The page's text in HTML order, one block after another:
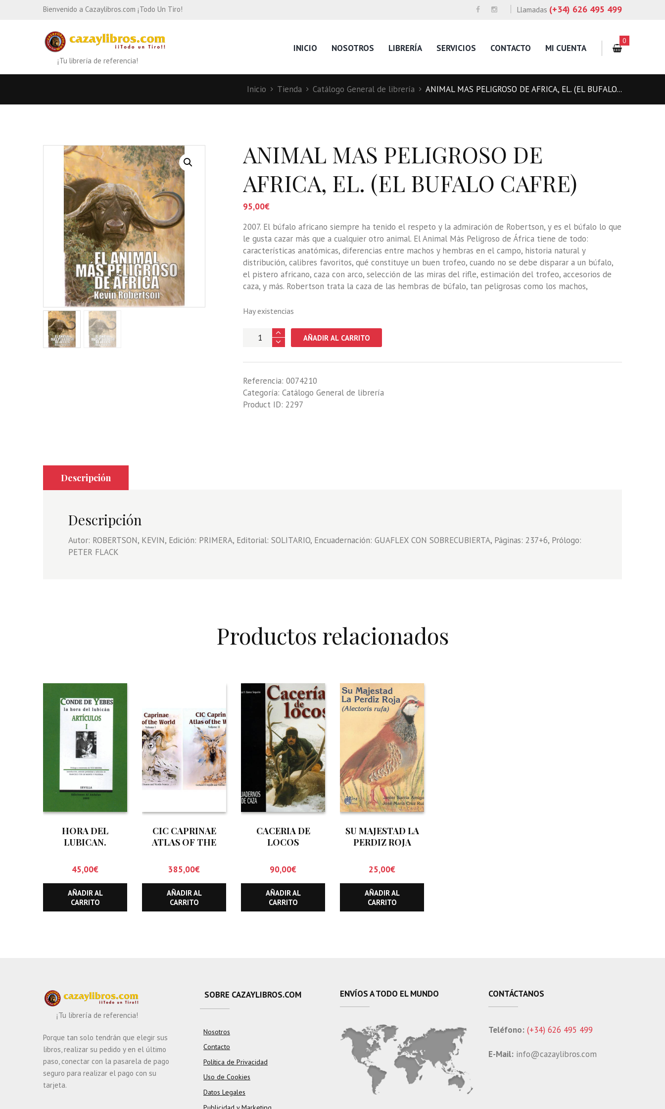
Bienvenido a Cazaylibros.com ¡Todo Un Tiro! Llamadas (+34) 626 495 499
¡Tu librería de referencia!
INICIO NOSOTROS LIBRERÍA SERVICIOS CONTACTO MI CUENTA
0
Inicio Tienda Catálogo General de librería ANIMAL MAS PELIGROSO DE AFRICA, EL. (EL BUFALO...
ANIMAL MAS PELIGROSO DE
AFRICA, EL. (EL BUFALO CAFRE)
95,00€
2007. El búfalo africano siempre ha tenido el respeto y la admiración de Robertson, y es el búfalo lo que
le gusta cazar más que a cualquier otro animal. El Animal Más Peligroso de África tiene de todo:
características anatómicas, diferencias entre machos y hembras en el campo, historia natural y
distribución, calibres favoritos, qué constituye un buen trofeo, cuando no se debe disparar a un búfalo,
el pistero africano, caza con arco, selección de las miras del rifle, estimación del trofeo, accesorios de
caza, y más. Robertson trata la caza de las hembras de búfalo, tan peligrosas como los machos,
Hay existencias
ANIMAL
AFRICA,
EL.
(EL
AÑADIR AL CARRITO
Referencia: 0074210
Categoría: Catálogo General de librería
Product ID: 2297
Descripción
Descripción
Autor: ROBERTSON, KEVIN, Edición: PRIMERA, Editorial: SOLITARIO, Encuadernación: GUAFLEX CON SOBRECUBIERTA, Páginas: 237+6, Prólogo:
PETER FLACK
Productos relacionados
HORA DEL
LUBICAN.
45,00€
AÑADIR AL
CARRITO
CIC CAPRINAE
ATLAS OF THE
TOMOS)
385,00€
AÑADIR AL
CARRITO
CACERIA DE
LOCOS
90,00€
AÑADIR AL
CARRITO
SU MAJESTAD LA
PERDIZ ROJA
25,00€
AÑADIR AL
CARRITO
¡Tu librería de referencia!
Porque tan solo tendrán que elegir sus
libros, realizar su pedido y en el último
paso, conectar con la pasarela de pago
seguro para realizar el pago con su
tarjeta.
SOBRE CAZAYLIBROS.COM
Nosotros
Contacto
Política de Privacidad
Uso de Cookies
Datos Legales
ENVÍOS A TODO EL MUNDO CONTÁCTANOS
Teléfono: (+34) 626 495 499
E-Mail: info@cazaylibros.com